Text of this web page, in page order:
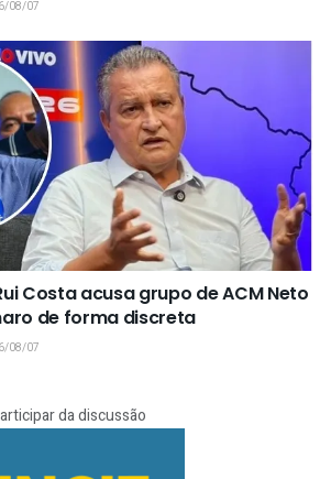
08/07
Costa acusa grupo de ACM Neto
de forma discreta
08/07
da discussão